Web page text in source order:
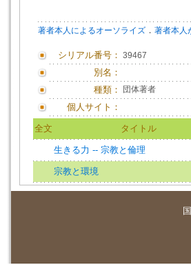
著者本人によるオーソライズ ． 著者本人
シリアル番号： 39467
別名：
種類：
団体著者
個人サイト：
全文 タイトル
生きる力 -- 宗教と倫理
宗教と環境